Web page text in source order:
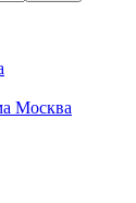
Москва